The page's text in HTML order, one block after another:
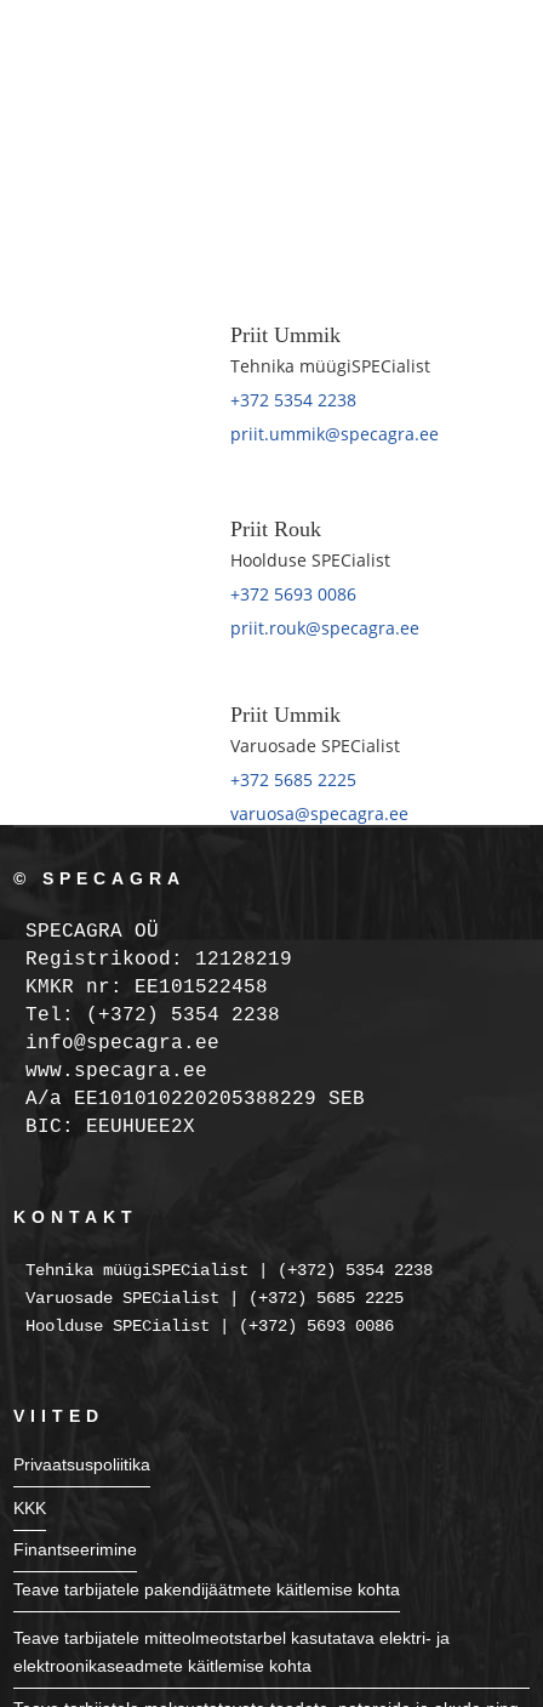
Priit Ummik
Tehnika müügiSPECialist
+372 5354 2238
priit.ummik@specagra.ee
Priit Rouk
Hoolduse SPECialist
+372 5693 0086
priit.rouk@specagra.ee
Priit Ummik
Varuosade SPECialist
+372 5685 2225
varuosa@specagra.ee
© SPECAGRA
SPECAGRA OÜ
Registrikood: 12128219
KMKR nr: EE101522458
Tel: (+372) 5354 2238
info@specagra.ee
www.specagra.ee
A/a EE101010220205388229 SEB
BIC: EEUHUEE2X
KONTAKT
Tehnika müügiSPECialist | (+372) 5354 2238
Varuosade SPECialist | (+372) 5685 2225
Hoolduse SPECialist | (+372) 5693 0086
VIITED
Privaatsuspoliitika
KKK
Finantseerimine
Teave tarbijatele pakendijäätmete käitlemise kohta
Teave tarbijatele mitteolmeotstarbel kasutatava elektri- ja
elektroonikaseadmete käitlemise kohta